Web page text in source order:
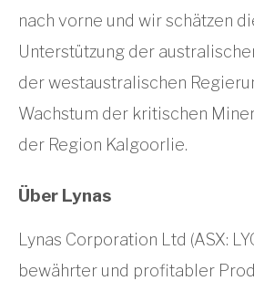
nach vorne und wir schätzen
Unterstützung der
der westaustralischen
Wachstum der kritischen
der Region Kalgoorlie.
Über Lynas
Lynas Corporation Ltd (ASX:
bewährter und profitabler